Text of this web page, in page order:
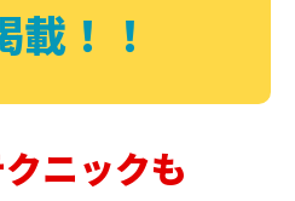
載！！
ニックも